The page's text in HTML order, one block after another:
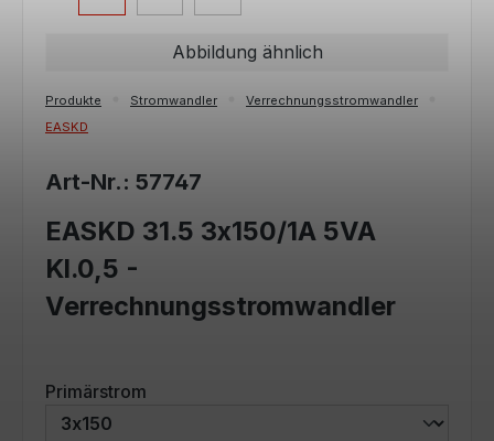
Abbildung ähnlich
Produkte Stromwandler
Verrechnungsstromwandler
EASKD
Art-Nr.: 57747
EASKD 31.5 3x150/1A 5VA
Kl.0,5 -
Verrechnungsstromwandler
Primärstrom